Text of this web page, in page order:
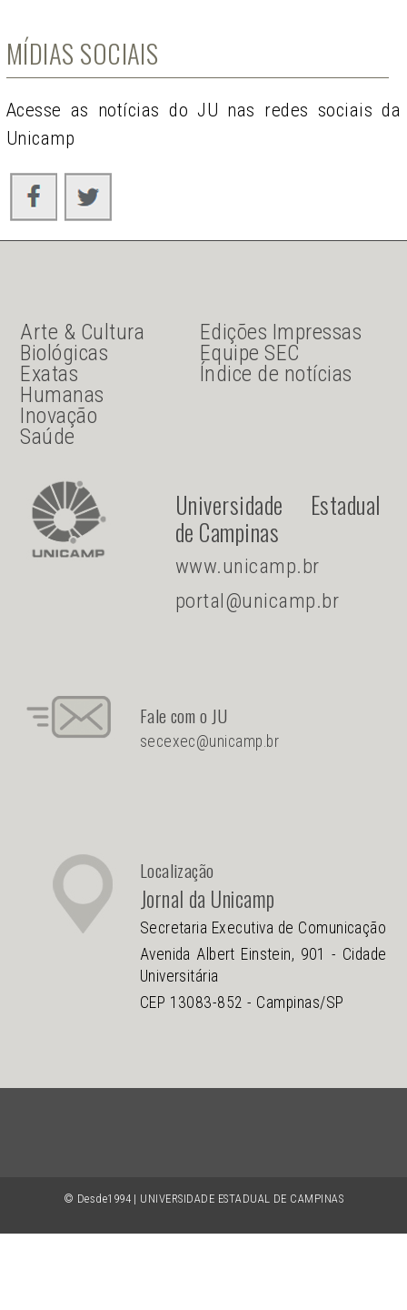
MÍDIAS SOCIAIS
Acesse as notícias do JU nas redes sociais da
Unicamp
© Desde1994 | UNIVERSIDADE ESTADUAL DE CAMPINAS
JU Menu acesso rápido
Arte & Cultura
Biológicas
Exatas
Humanas
Inovação
Saúde
JU menu sanduiche
Edições Impressas
Equipe SEC
Índice de notícias
Universidade Estadual
de Campinas
www.unicamp.br
portal@unicamp.br
Fale com o JU
secexec@unicamp.br
Localização
Jornal da Unicamp
Secretaria Executiva de Comunicação
Avenida Albert Einstein, 901 - Cidade
Universitária
CEP 13083-852 - Campinas/SP